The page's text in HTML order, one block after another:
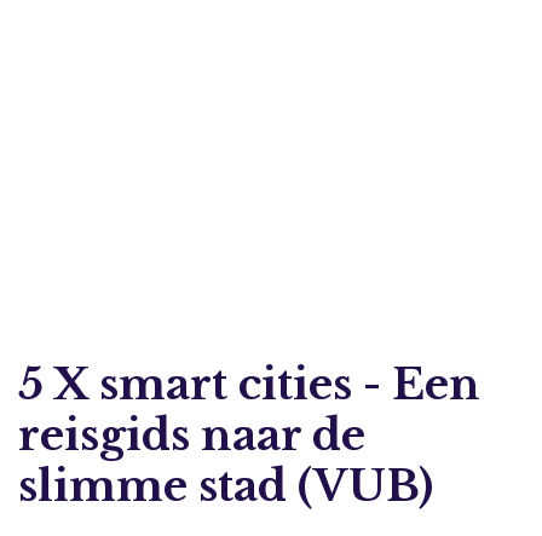
5 X smart cities - Een
reisgids naar de
slimme stad (VUB)